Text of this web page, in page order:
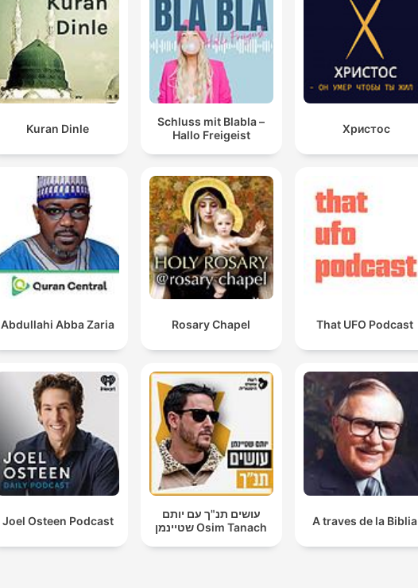
Kuran Dinle
Schluss mit Blabla –
Hallo Freigeist
Христос
Abdullahi Abba Zaria Rosary Chapel That UFO Podcast
Joel Osteen Podcast
עושים תנ"ך עם יותם
שטיינמן Osim Tanach
A traves de la Biblia